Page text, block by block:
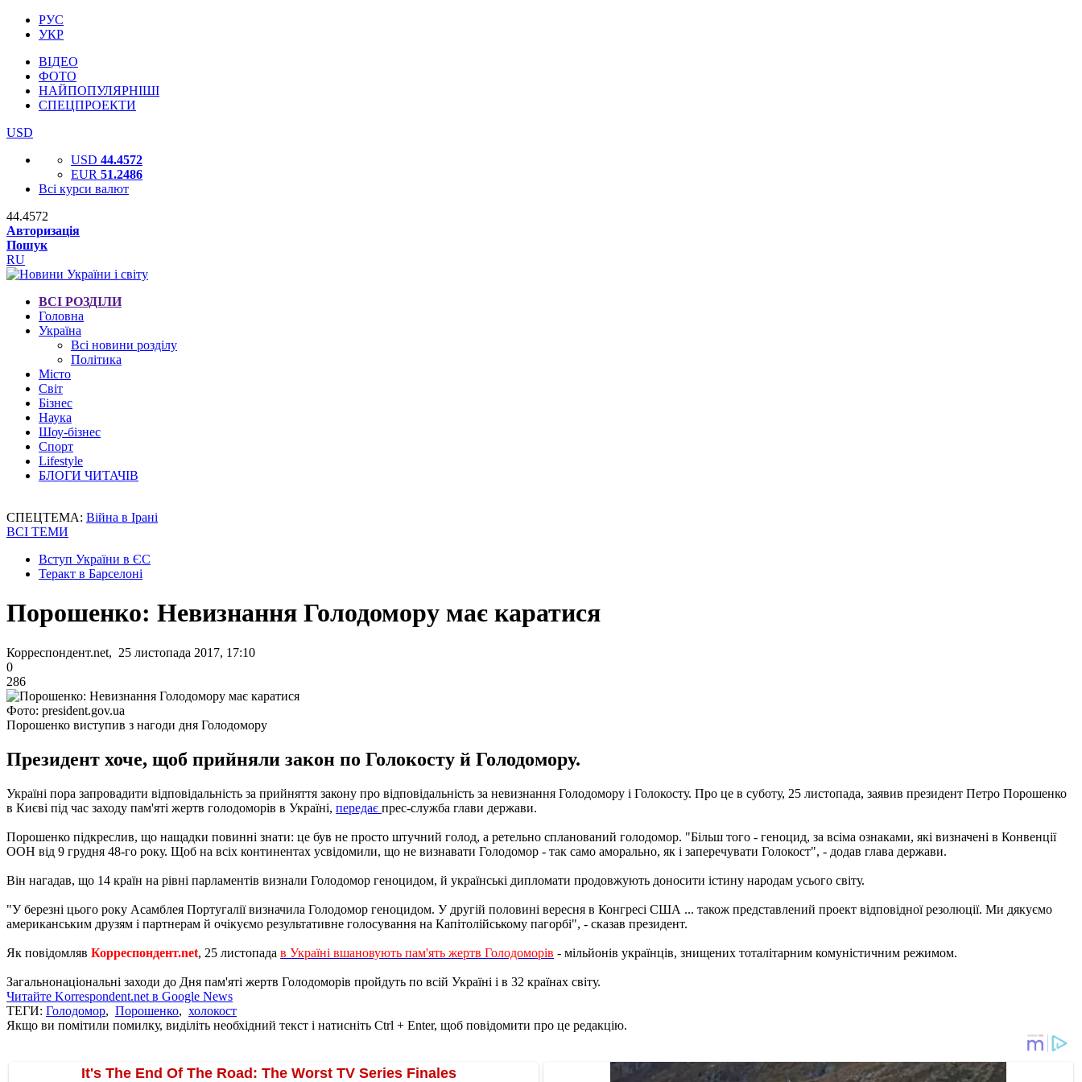
РУС
УКР
ВІДЕО
ФОТО
НАЙПОПУЛЯРНІШІ
СПЕЦПРОЕКТИ
USD
USD 44.4572
EUR 51.2486
Всі курси валют
44.4572
Авторизація
Пошук
RU
ВСІ РОЗДІЛИ
Головна
Україна
Всі новини розділу
Політика
Місто
Світ
Бізнес
Наука
Шоу-бізнес
Спорт
Lifestyle
БЛОГИ ЧИТАЧІВ
СПЕЦТЕМА: Війна в Ірані
ВСІ ТЕМИ
Вступ України в ЄС
Теракт в Барселоні
Порошенко: Невизнання Голодомору має каратися
Корреспондент.net, 25 листопада 2017, 17:10
0
286
Фото: president.gov.ua
Порошенко виступив з нагоди дня Голодомору
Президент хоче, щоб прийняли закон по Голокосту й Голодомору.
Україні пора запровадити відповідальність за прийняття закону про відповідальність за невизнання Голодомору і Голокосту. Про це в суботу, 25 листопада, заявив президент Петро Порошенко
в Києві під час заходу пам'яті жертв голодоморів в Україні, передає прес-служба глави держави.
Порошенко підкреслив, що нащадки повинні знати: це був не просто штучний голод, а ретельно спланований голодомор. "Більш того - геноцид, за всіма ознаками, які визначені в Конвенції
ООН від 9 грудня 48-го року. Щоб на всіх континентах усвідомили, що не визнавати Голодомор - так само аморально, як і заперечувати Голокост", - додав глава держави.
Він нагадав, що 14 країн на рівні парламентів визнали Голодомор геноцидом, й українські дипломати продовжують доносити істину народам усього світу.
"У березні цього року Асамблея Португалії визначила Голодомор геноцидом. У другій половині вересня в Конгресі США ... також представлений проект відповідної резолюції. Ми дякуємо
американським друзям і партнерам й очікуємо результативне голосування на Капітолійському пагорбі", - сказав президент.
Як повідомляв Корреспондент.net, 25 листопада в Україні вшановують пам'ять жертв Голодоморів - мільйонів українців, знищених тоталітарним комуністичним режимом.
Загальнонаціональні заходи до Дня пам'яті жертв Голодоморів пройдуть по всій Україні і в 32 країнах світу.
Читайте Korrespondent.net в Google News
ТЕГИ: Голодомор, Порошенко, холокост
Якщо ви помітили помилку, виділіть необхідний текст і натисніть Ctrl + Enter, щоб повідомити про це редакцію.